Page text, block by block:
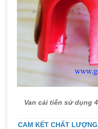
Van cải tiến sử dụng
CAM KẾT CHẤT